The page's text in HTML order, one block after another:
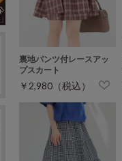
裏地パンツ付レースアッ
プスカート
￥2,980（税込）